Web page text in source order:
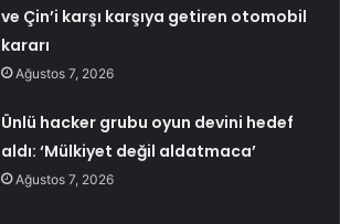
ve Çin’i karşı karşıya getiren otomobil
kararı
Ağustos 7, 2026
Ünlü hacker grubu oyun devini hedef
aldı: ‘Mülkiyet değil aldatmaca’
Ağustos 7, 2026